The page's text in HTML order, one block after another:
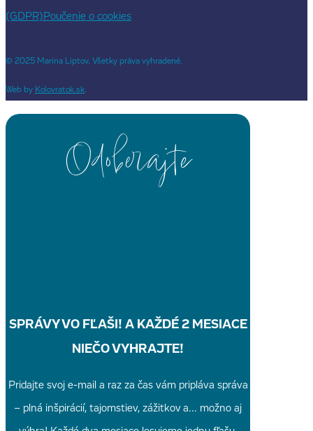
(GDPR)Poučenie o cookies
© 2025 Marina Liptov. Všetky práva vyhradené.
Web by Kolovratok.sk.
Odoberajte
SPRÁVY VO FĽAŠI! A KAŽDÉ 2 MESIACE
NIEČO VYHRAJTE!
Pridajte svoj e-mail a raz za čas vám pripláva správa
– plná inšpirácií, tajomstiev, zážitkov a... možno aj